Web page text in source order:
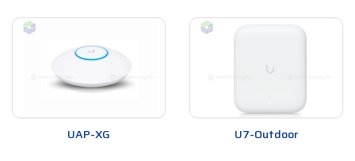
UAP-XG U7-Outdoor